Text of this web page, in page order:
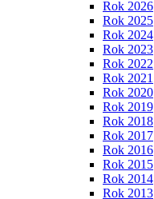
Rok 2026
Rok 2025
Rok 2024
Rok 2023
Rok 2022
Rok 2021
Rok 2020
Rok 2019
Rok 2018
Rok 2017
Rok 2016
Rok 2015
Rok 2014
Rok 2013